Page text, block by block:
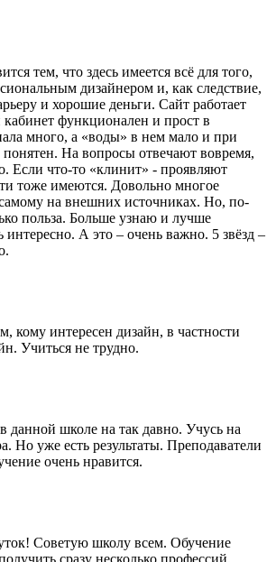
тем, что здесь имеется всё для того,
дизайнером и, как следствие,
и хорошие деньги. Сайт работает
функционален и прост в
много, а «воды» в нем мало и при
понятен. На вопросы отвечают вовремя,
Если что-то «клинит» - проявляют
тоже имеются. Довольно многое
на внешних источниках. Но, по-
польза. Больше узнаю и лучше
А это – очень важно. 5 звёзд –
кому интересен дизайн, в частности
Учиться не трудно.
данной школе на так давно. Учусь на
Но уже есть результаты. Преподаватели
очень нравится.
Советую школу всем. Обучение